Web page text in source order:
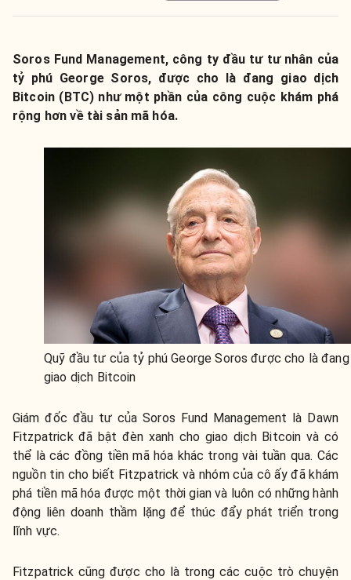
Soros Fund Management, công ty đầu tư tư nhân của
tỷ phú George Soros, được cho là đang giao dịch
Bitcoin (BTC) như một phần của công cuộc khám phá
rộng hơn về tài sản mã hóa.
Quỹ đầu tư của tỷ phú George Soros được cho là đang
giao dịch Bitcoin
Giám đốc đầu tư của Soros Fund Management là Dawn
Fitzpatrick đã bật đèn xanh cho giao dịch Bitcoin và có
thể là các đồng tiền mã hóa khác trong vài tuần qua. Các
nguồn tin cho biết Fitzpatrick và nhóm của cô ấy đã khám
phá tiền mã hóa được một thời gian và luôn có những hành
động liên doanh thầm lặng để thúc đẩy phát triển trong
lĩnh vực.
Fitzpatrick cũng được cho là trong các cuộc trò chuyện